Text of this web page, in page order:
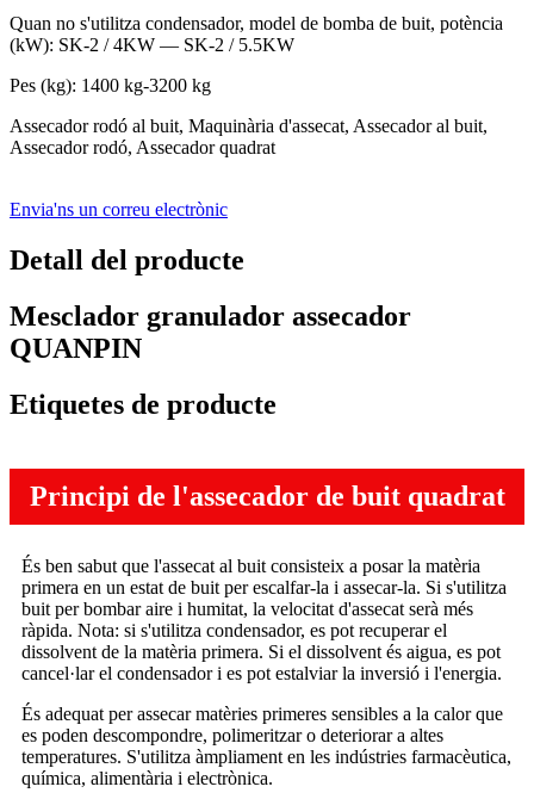
Quan no s'utilitza condensador, model de bomba de buit, potència
(kW): SK-2 / 4KW — SK-2 / 5.5KW
Pes (kg): 1400 kg-3200 kg
Assecador rodó al buit, Maquinària d'assecat, Assecador al buit,
Assecador rodó, Assecador quadrat
Envia'ns un correu electrònic
Detall del producte
Mesclador granulador assecador
QUANPIN
Etiquetes de producte
Principi de l'assecador de buit quadrat
És ben sabut que l'assecat al buit consisteix a posar la matèria
primera en un estat de buit per escalfar-la i assecar-la. Si s'utilitza
buit per bombar aire i humitat, la velocitat d'assecat serà més
ràpida. Nota: si s'utilitza condensador, es pot recuperar el
dissolvent de la matèria primera. Si el dissolvent és aigua, es pot
cancel·lar el condensador i es pot estalviar la inversió i l'energia.
És adequat per assecar matèries primeres sensibles a la calor que
es poden descompondre, polimeritzar o deteriorar a altes
temperatures. S'utilitza àmpliament en les indústries farmacèutica,
química, alimentària i electrònica.